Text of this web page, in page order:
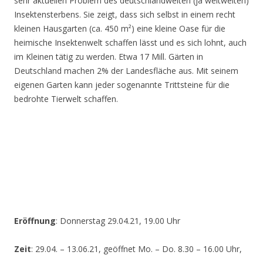
Insektensterbens. Sie zeigt, dass sich selbst in einem recht
kleinen Hausgarten (ca. 450 m²) eine kleine Oase für die
heimische Insektenwelt schaffen lässt und es sich lohnt, auch
im Kleinen tätig zu werden. Etwa 17 Mill. Gärten in
Deutschland machen 2% der Landesfläche aus. Mit seinem
eigenen Garten kann jeder sogenannte Trittsteine für die
bedrohte Tierwelt schaffen.
Eröffnung: Donnerstag 29.04.21, 19.00 Uhr
Zeit: 29.04. – 13.06.21, geöffnet Mo. – Do. 8.30 – 16.00 Uhr,